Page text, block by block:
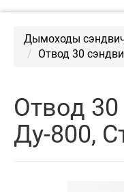
Дымоходы
Отвод 30
Отвод
Ду-800,